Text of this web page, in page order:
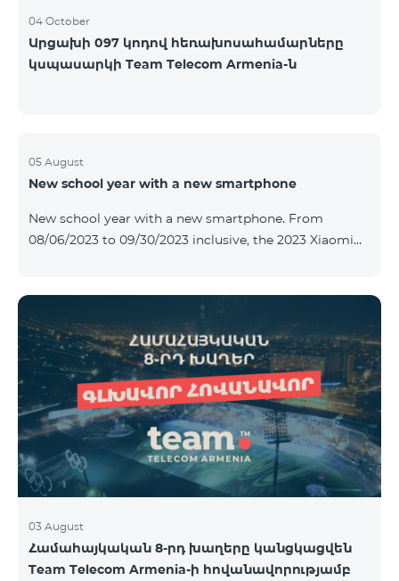
04 October
Արցախի 097 կոդով հեռախոսահամարները
կսպասարկի Team Telecom Armenia-ն
05 August
New school year with a new smartphone
New school year with a new smartphone. From
08/06/2023 to 09/30/2023 inclusive, the 2023 Xiaomi
- the 1st month is free. A smartphone can also be
purchased on credit, starting from 1250 AMD per
month. Bank charges are added to the monthly fee.
Tariff terms are below. Prepaid package Teamtok.
Monthly fee: 2500 AMD 250minutes to RA, Artsakh,
USA and Canada, Beeline Russia and Tele2 mob
03 August
Համահայկական 8-րդ խաղերը կանցկացվեն
Team Telecom Armenia-ի հովանավորությամբ